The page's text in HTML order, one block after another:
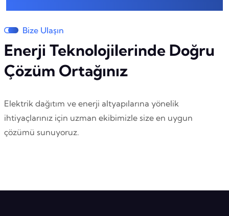
Bize Ulaşın
Enerji Teknolojilerinde Doğru
Çözüm Ortağınız
Elektrik dağıtım ve enerji altyapılarına yönelik
ihtiyaçlarınız için uzman ekibimizle size en uygun
çözümü sunuyoruz.